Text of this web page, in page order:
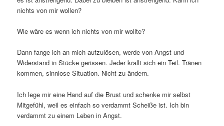
nichts von mir wollen?
Wie wäre es wenn ich nichts von mir wollte?
Dann fange ich an mich aufzulösen, werde von Angst und
Widerstand in Stücke gerissen. Jeder krallt sich ein Teil. Tränen
kommen, sinnlose Situation. Nicht zu ändern.
Ich lege mir eine Hand auf die Brust und schenke mir selbst
Mitgefühl, weil es einfach so verdammt Scheiße ist. Ich bin
verdammt zu einem Leben in Angst.